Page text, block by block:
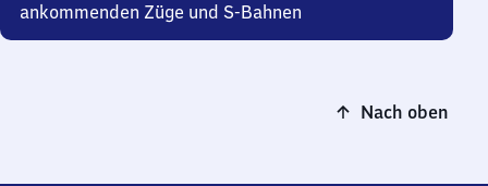
ankommenden Züge und S-Bahnen
Nach oben